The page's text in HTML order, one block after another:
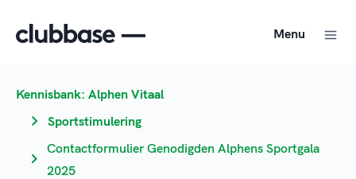
Menu
Kennisbank: Alphen Vitaal
Sportstimulering
Contactformulier Genodigden Alphens Sportgala
2025